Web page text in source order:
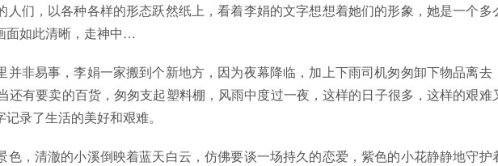
人们，以各种各样的形态跃然纸上，看着李娟的文字想想着她们的形象，她是一个多
面如此清晰，走神中…
并非易事，李娟一家搬到个新地方，因为夜幕降临，加上下雨司机匆匆卸下物品离去
还有要卖的百货，匆匆支起塑料棚，风雨中度过一夜，这样的日子很多，这样的艰难
录了生活的美好和艰难。
色，清澈的小溪倒映着蓝天白云，仿佛要谈一场持久的恋爱，紫色的小花静静地守护